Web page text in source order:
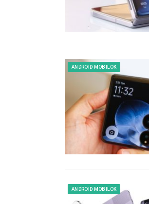
ANDROID MOBILOK
ANDROID MOBILOK